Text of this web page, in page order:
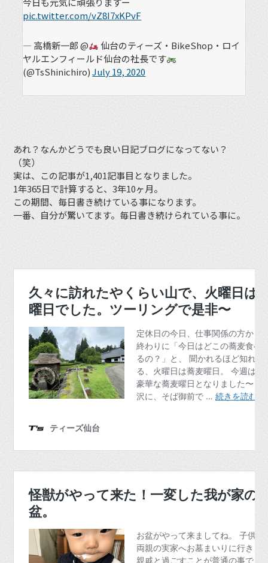
pic.twitter.com/vZ8I7xKPvF
— 高橋新一郎 @
仙台のティーズ・BikeShop・ロイ
ヤルエンフィールド仙台の社長です
(@TsShinichiro)July 19, 2020
あれ？なんかどうでも良い日記ブログになってない？
（笑）
実は、この記事が1,401記事目となりました。
1年365日で計算すると、3年10ヶ月。
この期間、毎日書き続けている事になります。
一番、自分が驚いてます。毎日書き続けられている事に。